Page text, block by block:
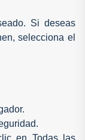
Si deseas
selecciona el
en Todas las